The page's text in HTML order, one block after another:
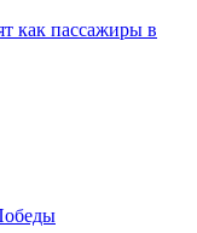
как пассажиры в